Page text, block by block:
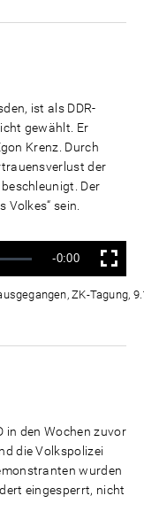
ist als DDR-
gewählt. Er
Krenz. Durch
der
Der
Volkes“ sein.
Verbleibende
Zeit
-0:00 Vollbild
ZK-Tagung,
in den Wochen zuvor
die Volkspolizei
wurden
eingesperrt, nicht